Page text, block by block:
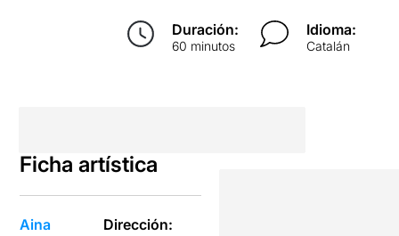
Duración:
60 minutos
Idioma:
Catalán
Ficha artística
Aina
Dirección: